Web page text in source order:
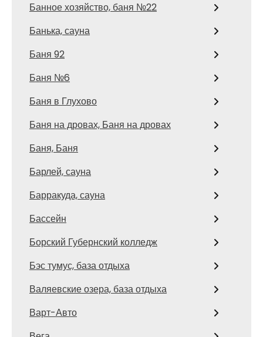
Банное хозяйство, баня №22
Банька, сауна
Баня 92
Баня №6
Баня в Глухово
Баня на дровах, Баня на дровах
Баня, Баня
Барлей, сауна
Барракуда, сауна
Бассейн
Борский Губернский колледж
Бэс тумус, база отдыха
Валяевские озера, база отдыха
Варт-Авто